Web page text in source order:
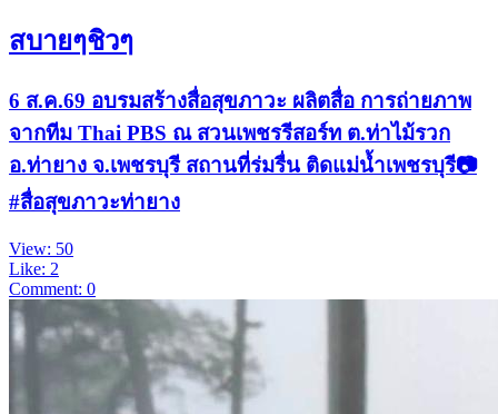
สบายๆชิวๆ
6 ส.ค.69 อบรมสร้างสื่อสุขภาวะ ผลิตสื่อ การถ่ายภาพ
จากทีม Thai PBS ณ สวนเพชรรีสอร์ท ต.ท่าไม้รวก
อ.ท่ายาง จ.เพชรบุรี สถานที่ร่มรื่น ติดแม่น้ำเพชรบุรี📷
#สื่อสุขภาวะท่ายาง
View: 50
Like: 2
Comment: 0